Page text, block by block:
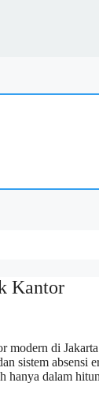
Kantor
di
sistem absensi
dalam